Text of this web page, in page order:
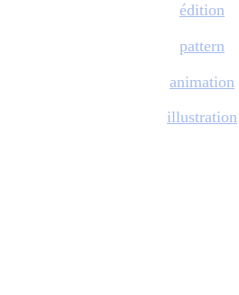
édition
animation
pattern
illustration